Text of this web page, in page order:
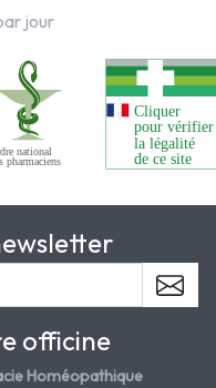
jour
officine
Homéopathique